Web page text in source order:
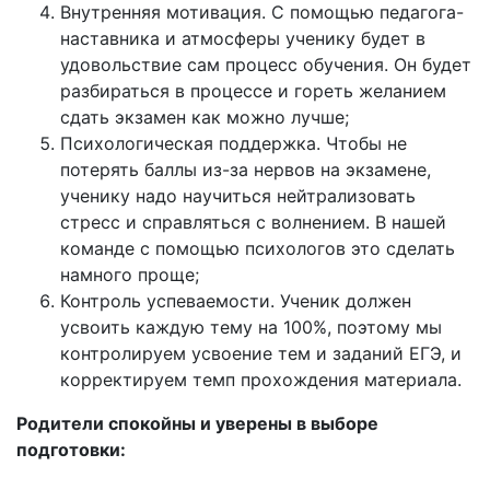
Внутренняя мотивация. С помощью педагога-
наставника и атмосферы ученику будет в
удовольствие сам процесс обучения. Он будет
разбираться в процессе и гореть желанием
сдать экзамен как можно лучше;
Психологическая поддержка. Чтобы не
потерять баллы из-за нервов на экзамене,
ученику надо научиться нейтрализовать
стресс и справляться с волнением. В нашей
команде с помощью психологов это сделать
намного проще;
Контроль успеваемости. Ученик должен
усвоить каждую тему на 100%, поэтому мы
контролируем усвоение тем и заданий ЕГЭ, и
корректируем темп прохождения материала.
Родители спокойны и уверены в выборе
подготовки: